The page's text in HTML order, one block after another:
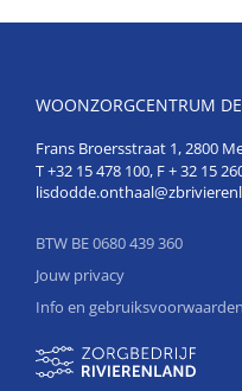
WOONZORGCENTRUM
Frans Broersstraat 1, 2800
T+32 15 478 100, F + 32 15
BTW BE 0680 439 360
Jouw privacy
Info en gebruiksvoorwaarden